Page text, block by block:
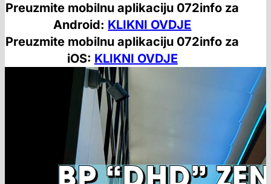
Preuzmite mobilnu aplikaciju 072info za
Android: KLIKNI OVDJE
Preuzmite mobilnu aplikaciju 072info za
iOS: KLIKNI OVDJE